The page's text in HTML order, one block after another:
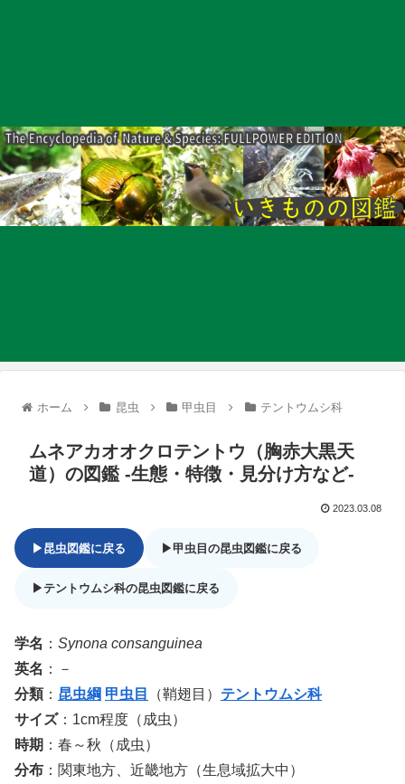
ホーム 昆虫 甲虫目 テントウムシ科
ムネアカオオクロテントウ（胸赤大黒天
道）の図鑑 -生態・特徴・見分け方など-
2023.03.08
▶昆虫図鑑に戻る ▶甲虫目の昆虫図鑑に戻る
▶テントウムシ科の昆虫図鑑に戻る
学名 ： Synona consanguinea
英名 ：－
分類： 昆虫綱 甲虫目 （鞘翅目） テントウムシ科
サイズ：1cm程度（成虫）
時期 ：春～秋（成虫）
分布 ：関東地方、近畿地方（生息域拡大中）